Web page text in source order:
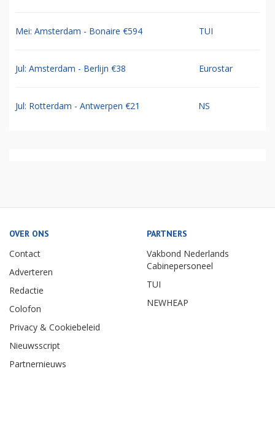
Mei: Amsterdam - Bonaire €594 TUI
Jul: Amsterdam - Berlijn €38 Eurostar
Jul: Rotterdam - Antwerpen €21 NS
OVER ONS
Contact
Adverteren
Redactie
Colofon
Privacy & Cookiebeleid
Nieuwsscript
Partnernieuws
PARTNERS
Vakbond Nederlands
Cabinepersoneel
TUI
NEWHEAP